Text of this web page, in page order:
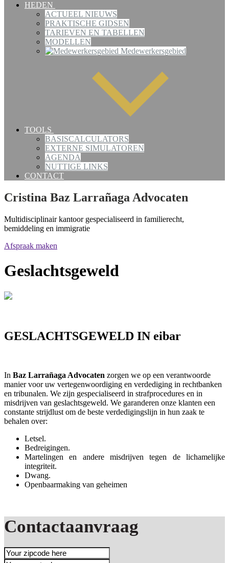
HEDEN
ACTUEEL NIEUWS
PRAKTISCHE GIDSEN
TARIEVEN EN TABELLEN
MODELLEN
Medewerkersgebied
TOOLS
BASISCALCULATORS
EXTERNE SIMULATOREN
AGENDA
NUTTIGE LINKS
CONTACT
Cristina Baz Larrañaga Advocaten
Multidisciplinair kantoor gespecialiseerd in familierecht,
bemiddeling en immigratie
Afspraak maken
Geslachtsgeweld
GESLACHTSGEWELD IN eibar
In Baz Larrañaga Advocaten zorgen we op een verantwoorde
manier voor uw vertegenwoordiging en verdediging in rechtbanken
en tribunalen. We zijn gespecialiseerd in strafprocedures en in
misdrijven van geslachtsgeweld. We garanderen onze klanten een
constante strijdlust om de beste verdedigingslijn in hun zaak te
behalen over:
Letsel.
Bedreigingen.
Martelingen en andere misdrijven tegen de lichamelijke
integriteit.
Dwang.
Openbaarmaking van geheimen
Contactaanvraag